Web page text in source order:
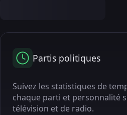
Partis politiques
Suivez les statistiques de
chaque parti et personnalité
télévision et de radio.